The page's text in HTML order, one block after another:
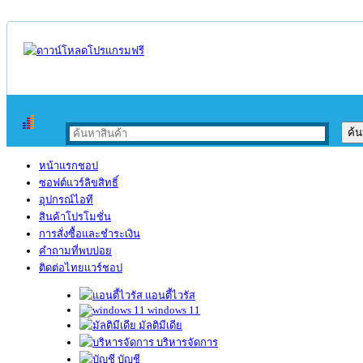
หน้าแรกชอป
ซอฟต์แวร์ลิขสิทธิ์
อุปกรณ์ไอที
สินค้าโปรโมชั่น
การสั่งซื้อและชำระเงิน
คำถามที่พบบ่อย
ติดต่อไทยแวร์ชอป
แอนตี้ไวรัส
windows 11
มัลติมีเดีย
บริหารจัดการ
บัญชี